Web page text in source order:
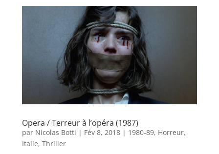
Opera / Terreur à l’opéra (1987)
par Nicolas Botti | Fév 8, 2018| 1980-89, Horreur,
Italie, Thriller